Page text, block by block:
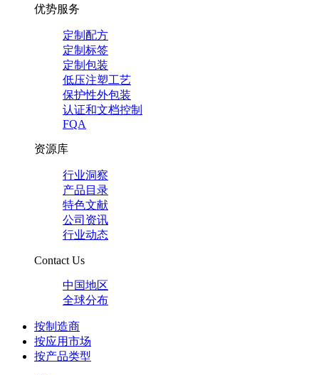
优势服务
定制配方
定制标签
定制包装
低压注塑工艺
保护性外包装
认证和文档控制
FQA
资源库
行业洞察
产品目录
特色文献
公司资讯
行业动态
Contact Us
中国地区
全球分布
按制造商
按应用市场
按产品类型